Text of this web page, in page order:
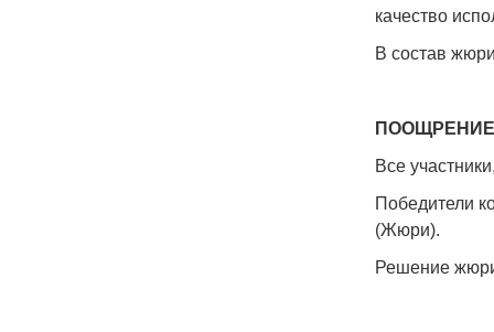
качество
В состав
Все
Победители
(Жюри).
Решение